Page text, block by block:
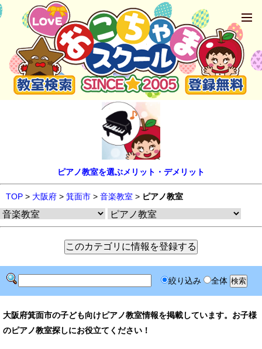
ピアノ教室を選ぶメリット・デメリット
TOP > 大阪府 > 箕面市 > 音楽教室 > ピアノ教室
絞り込み 全体
大阪府箕面市の子ども向けピアノ教室情報を掲載しています。お子様
のピアノ教室探しにお役立てください！